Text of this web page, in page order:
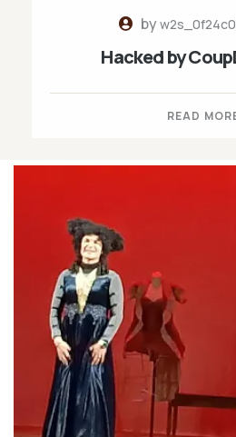
by
Hacked by
READ